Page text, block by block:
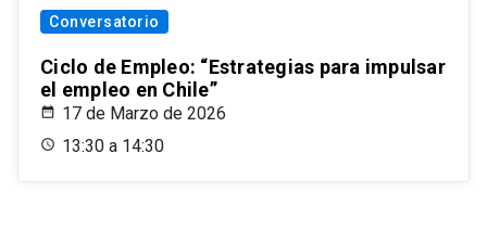
Conversatorio
Ciclo de Empleo: “Estrategias para impulsar
el empleo en Chile”
17 de Marzo de 2026
13:30 a 14:30